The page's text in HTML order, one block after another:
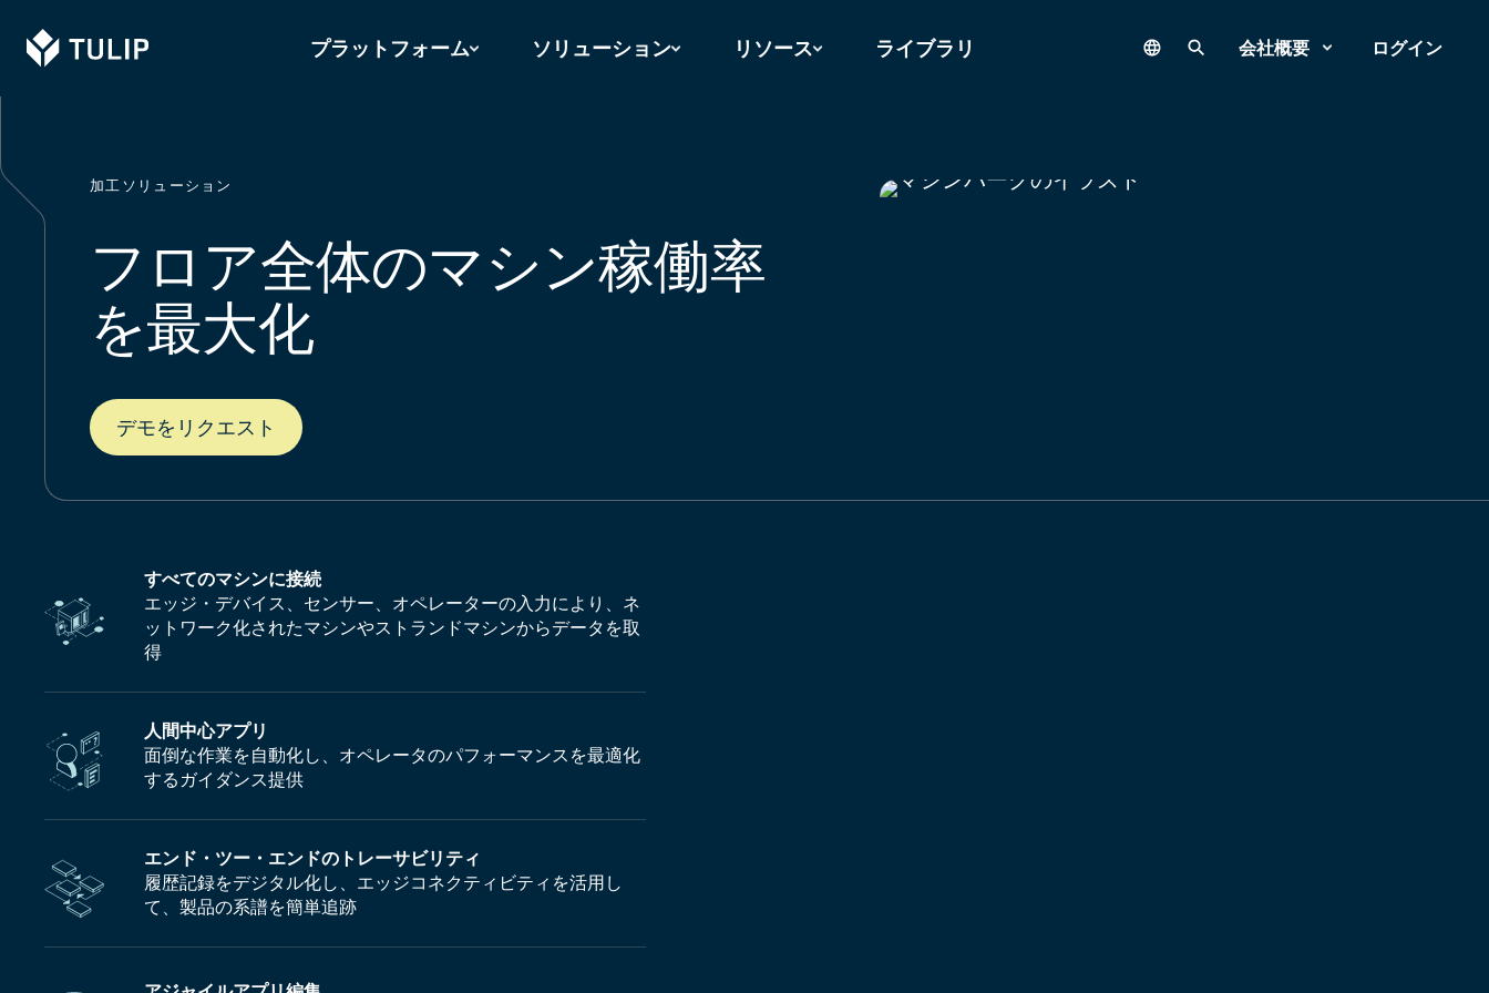
Tulip プラットフォーム ソリューション リソース ライブラリ Languageサイト内検索
会社概要 ログイン
加工ソリューション
フロア全体のマシン稼働率
を最大化
デモをリクエスト
すべてのマシンに接続
エッジ・デバイス、センサー、オペレーターの入力により、ネ
ットワーク化されたマシンやストランドマシンからデータを取
得
人間中心アプリ
面倒な作業を自動化し、オペレータのパフォーマンスを最適化
するガイダンス提供
エンド・ツー・エンドのトレーサビリティ
履歴記録をデジタル化し、エッジコネクティビティを活用し
て、製品の系譜を簡単追跡